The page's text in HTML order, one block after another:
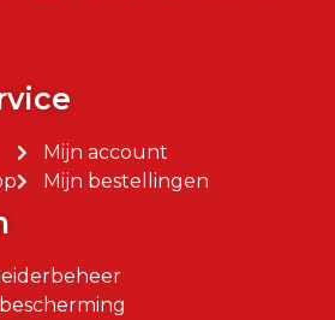
Mijn account
Mijn bestellingen